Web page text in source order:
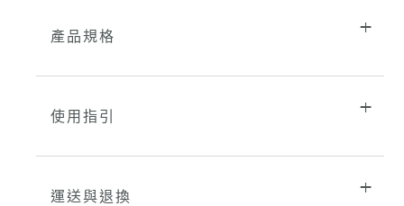
產品規格
使用指引
運送與退換